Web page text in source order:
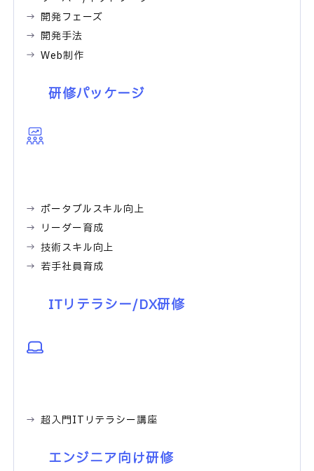
開発フェーズ
開発手法
Web制作
研修パッケージ
ポータブルスキル向上
リーダー育成
技術スキル向上
若手社員育成
ITリテラシー/DX研修
超入門ITリテラシー講座
エンジニア向け研修